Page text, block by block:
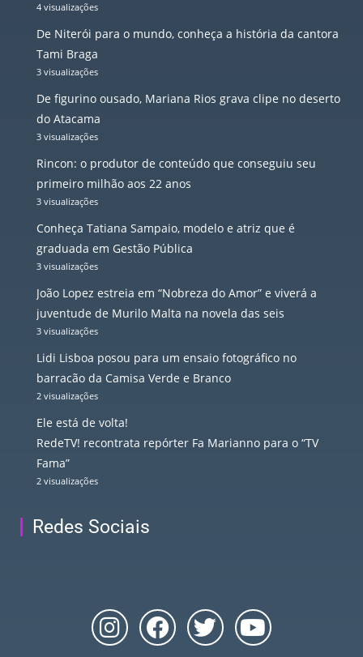
4 visualizações
De Niterói para o mundo, conheça a história da cantora
Tami Braga
3 visualizações
De figurino ousado, Mariana Rios grava clipe no deserto
do Atacama
3 visualizações
Rincon: o produtor de conteúdo que conseguiu seu
primeiro milhão aos 22 anos
3 visualizações
Conheça Tatiana Sampaio, modelo e atriz que é
graduada em Gestão Pública
3 visualizações
João Lopez estreia em “Nobreza do Amor” e viverá a
juventude de Murilo Malta na novela das seis
3 visualizações
Lidi Lisboa posou para um ensaio fotográfico no
barracão da Camisa Verde e Branco
2 visualizações
Ele está de volta!
RedeTV! recontrata repórter Fa Marianno para o “TV
Fama”
2 visualizações
Redes Sociais